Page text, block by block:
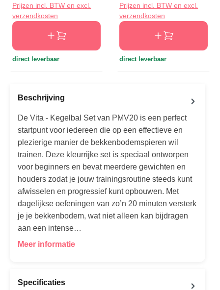
Prijzen incl. BTW en excl.
verzendkosten
direct leverbaar
Prijzen incl. BTW en excl.
verzendkosten
direct leverbaar
Beschrijving
De Vita - Kegelbal Set van PMV20 is een perfect
startpunt voor iedereen die op een effectieve en
plezierige manier de bekkenbodemspieren wil
trainen. Deze kleurrijke set is speciaal ontworpen
voor beginners en bevat meerdere gewichten en
houders zodat je jouw trainingsroutine steeds kunt
afwisselen en progressief kunt opbouwen. Met
dagelijkse oefeningen van zo’n 20 minuten versterk
je je bekkenbodem, wat niet alleen kan bijdragen
aan een intense…
Meer informatie
Specificaties